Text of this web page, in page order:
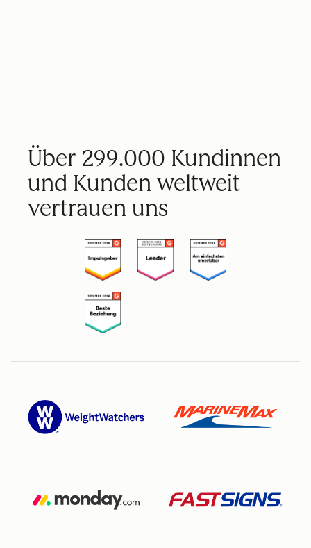
Über 299.000 Kundinnen
und Kunden weltweit
vertrauen uns